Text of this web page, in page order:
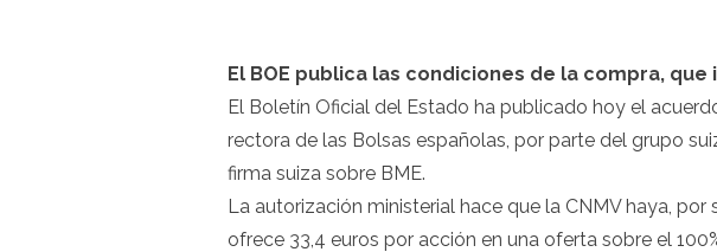
El BOE publica las condiciones de la compra,
El Boletín Oficial del Estado ha publicado hoy el
rectora de las Bolsas españolas, por parte del grupo
firma suiza sobre BME.
La autorización ministerial hace que la CNMV haya, por
ofrece 33,4 euros por acción en una oferta sobre el